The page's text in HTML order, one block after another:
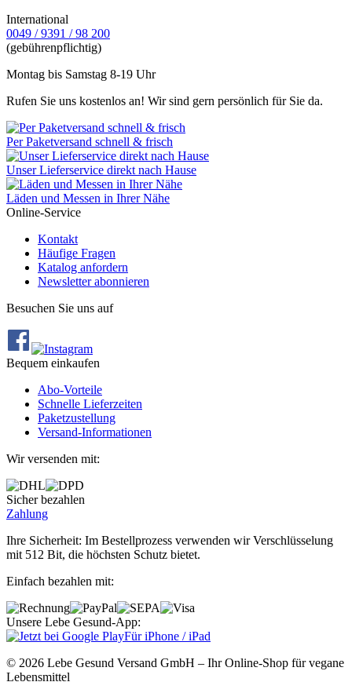
International
0049 / 9391 / 98 200
(gebührenpflichtig)
Montag bis Samstag 8-19 Uhr
Rufen Sie uns kostenlos an! Wir sind gern persönlich für Sie da.
Per Paketversand schnell & frisch
Unser Lieferservice direkt nach Hause
Läden und Messen in Ihrer Nähe
Online-Service
Kontakt
Häufige Fragen
Katalog anfordern
Newsletter abonnieren
Besuchen Sie uns auf
Bequem einkaufen
Abo‐Vorteile
Schnelle Lieferzeiten
Paketzustellung
Versand‐Informationen
Wir versenden mit:
Sicher bezahlen
Zahlung
Ihre Sicherheit: Im Bestellprozess verwenden wir Verschlüsselung
mit 512 Bit, die höchsten Schutz bietet.
Einfach bezahlen mit:
Unsere Lebe Gesund-App:
Für iPhone / iPad
© 2026 Lebe Gesund Versand GmbH – Ihr Online‐Shop für vegane
Lebensmittel